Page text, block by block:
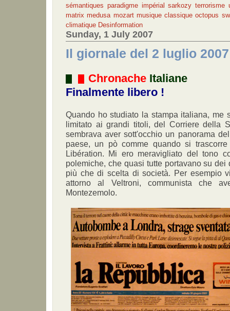
sémantiques paradigme impérial sarkozy terrorisme
matrix medusa mozart musique classique octopus
climatique Desinformation
Sunday, 1 July 2007
Il giornale del 2 luglio 2007
Chronache Italiane
Finalmente libero !
Quando ho studiato la stampa italiana, me
limitato ai grandi titoli, del Corriere della
sembrava aver sott'occhio un panorama
paese, un pò comme quando si
Libération. Mi ero meravigliato del tono
polemiche, che quasi tutte portavano su
più che di scelta di società. Per esempio
attorno al Veltroni, communista che
Montezemolo.